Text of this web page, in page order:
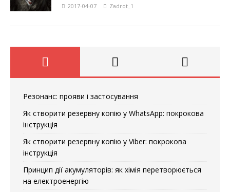
2017-04-07 Zadrot_1
Резонанс: прояви і застосування
Як створити резервну копію у WhatsApp: покрокова
інструкція
Як створити резервну копію у Viber: покрокова
інструкція
Принцип дії акумуляторів: як хімія перетворюється
на електроенергію